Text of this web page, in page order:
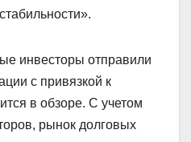
инвесторы отправили
с привязкой к
в обзоре. С учетом
рынок долговых